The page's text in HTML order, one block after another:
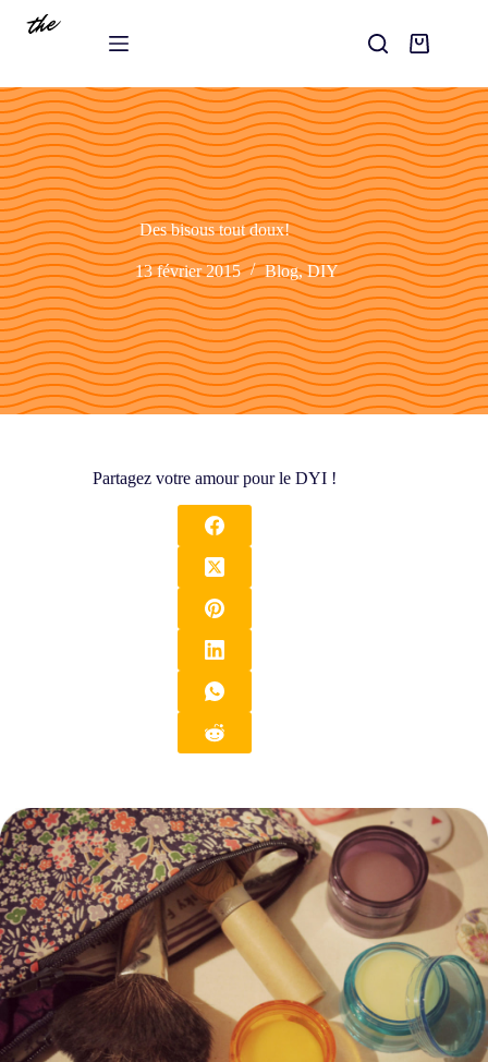
Des bisous tout doux!
13 février 2015 Blog,DIY
Partagez votre amour pour le DYI !